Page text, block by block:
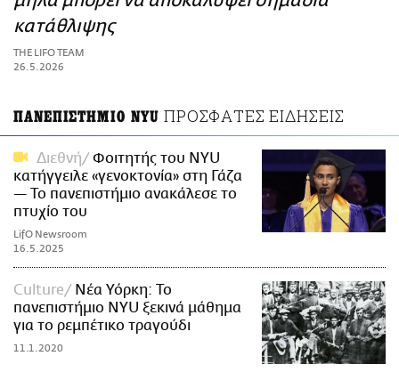
ΑΜΠΑ
PRINT
κατάθλιψης
THE LIFO TEAM
26.5.2026
ΠΑΝΕΠΙΣΤΗΜΙΟ NYU ΠΡΟΣΦΑΤΕΣ ΕΙΔΗΣΕΙΣ
Διεθνή
Φοιτητής του NYU
κατήγγειλε «γενοκτονία» στη Γάζα
— Το πανεπιστήμιο ανακάλεσε το
πτυχίο του
LifO Newsroom
16.5.2025
Culture
Νέα Υόρκη: Το
πανεπιστήμιο NYU ξεκινά μάθημα
για το ρεμπέτικο τραγούδι
11.1.2020